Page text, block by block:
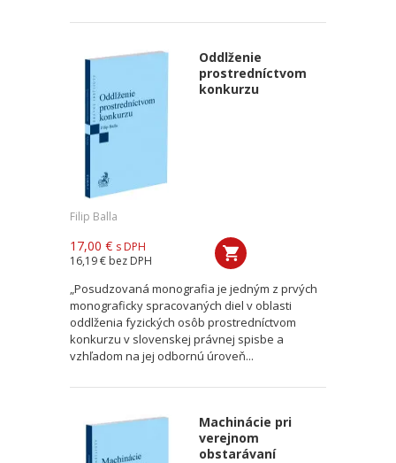
Oddlženie
prostredníctvom
konkurzu
Filip Balla
17,00 € s DPH
16,19 € bez DPH
„Posudzovaná monografia je jedným z prvých
monograficky spracovaných diel v oblasti
oddlženia fyzických osôb prostredníctvom
konkurzu v slovenskej právnej spisbe a
vzhľadom na jej odbornú úroveň...
Machinácie pri
verejnom
obstarávaní